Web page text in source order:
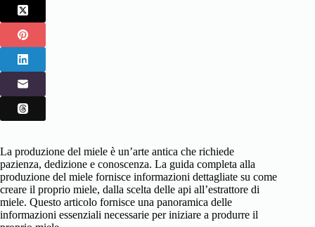
La produzione del miele è un’arte antica che richiede
pazienza, dedizione e conoscenza. La guida completa alla
produzione del miele fornisce informazioni dettagliate su come
creare il proprio miele, dalla scelta delle api all’estrattore di
miele. Questo articolo fornisce una panoramica delle
informazioni essenziali necessarie per iniziare a produrre il